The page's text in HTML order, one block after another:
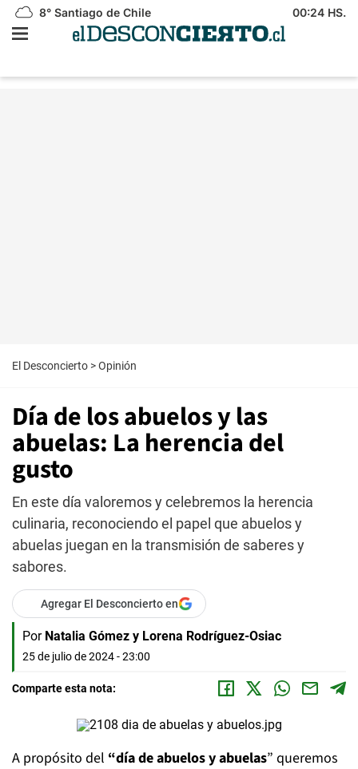
8° Santiago de Chile 00:24 HS.
El Desconcierto >Opinión
Día de los abuelos y las
abuelas: La herencia del
gusto
En este día valoremos y celebremos la herencia
culinaria, reconociendo el papel que abuelos y
abuelas juegan en la transmisión de saberes y
sabores.
Agregar El Desconcierto en
Por Natalia Gómez y Lorena Rodríguez-Osiac
25 de julio de 2024 - 23:00
Comparte esta nota:
A propósito del “día de abuelos y abuelas” queremos